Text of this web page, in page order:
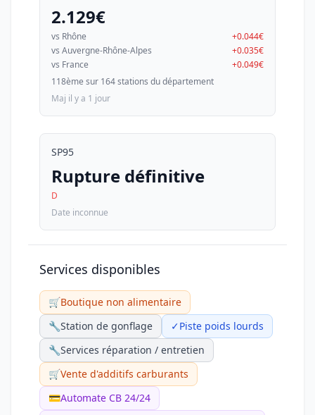
2.129€
vs Rhône
+0.044€
vs Auvergne-Rhône-Alpes
+0.035€
vs France
+0.049€
118ème sur 164 stations du département
Maj il y a 1 jour
SP95
Rupture définitive
D
Date inconnue
Services disponibles
🛒Boutique non alimentaire
🔧Station de gonflage ✓Piste poids lourds
🔧Services réparation / entretien
🛒Vente d'additifs carburants
💳Automate CB 24/24